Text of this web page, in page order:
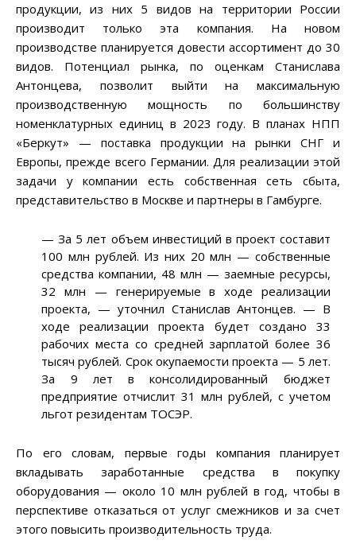
продукции, из них 5 видов на территории России
производит только эта компания. На новом
производстве планируется довести ассортимент до 30
видов. Потенциал рынка, по оценкам Станислава
Антонцева, позволит выйти на максимальную
производственную мощность по большинству
номенклатурных единиц в 2023 году. В планах НПП
«Беркут» — поставка продукции на рынки СНГ и
Европы, прежде всего Германии. Для реализации этой
задачи у компании есть собственная сеть сбыта,
представительство в Москве и партнеры в Гамбурге.
— За 5 лет объем инвестиций в проект составит
100 млн рублей. Из них 20 млн — собственные
средства компании, 48 млн — заемные ресурсы,
32 млн — генерируемые в ходе реализации
проекта, — уточнил Станислав Антонцев. — В
ходе реализации проекта будет создано 33
рабочих места со средней зарплатой более 36
тысяч рублей. Срок окупаемости проекта — 5 лет.
За 9 лет в консолидированный бюджет
предприятие отчислит 31 млн рублей, с учетом
льгот резидентам ТОСЭР.
По его словам, первые годы компания планирует
вкладывать заработанные средства в покупку
оборудования — около 10 млн рублей в год, чтобы в
перспективе отказаться от услуг смежников и за счет
этого повысить производительность труда.